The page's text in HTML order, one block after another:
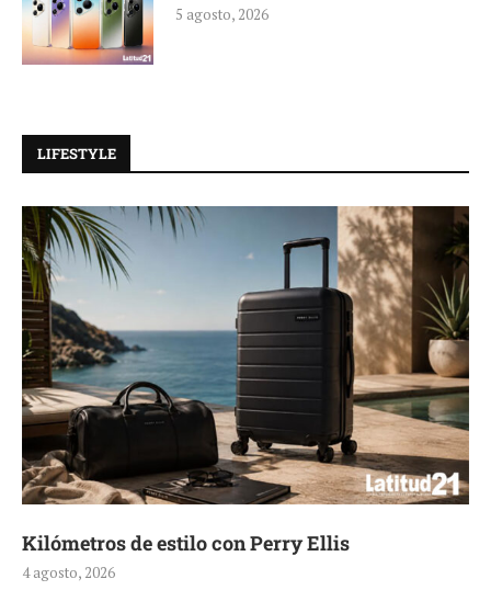
5 agosto, 2026
LIFESTYLE
Kilómetros de estilo con Perry Ellis
4 agosto, 2026